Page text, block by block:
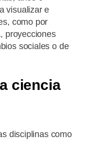
visualizar e
como por
proyecciones
sociales o de
ciencia
disciplinas como